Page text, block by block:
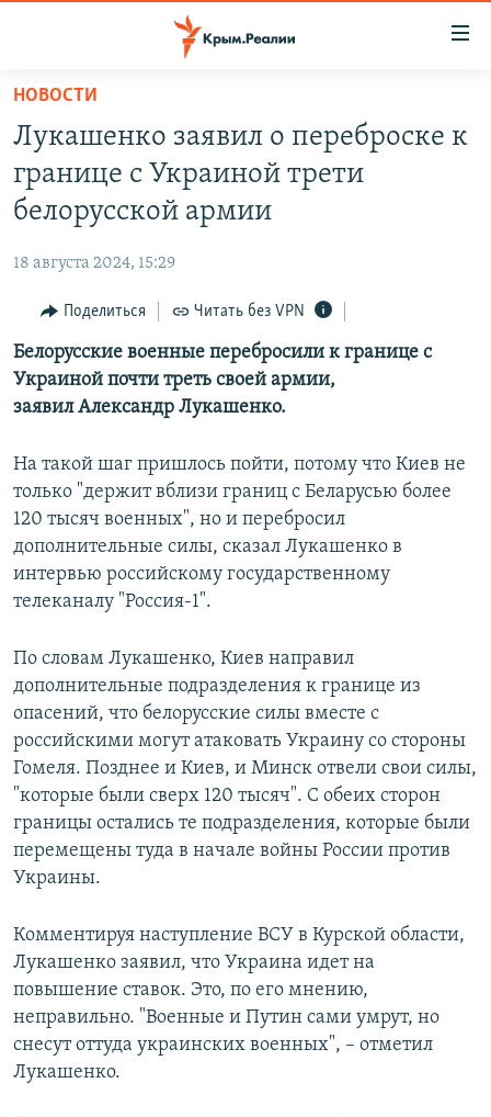
Вернуться
основному
содержанию
Вернутся
главной
навигации
Вернутся
поиску
СПЕЦПРОЕКТЫ
11 ЛЕТ ОККУПАЦИИ КРЫМА. 11 ИСТОРИЙ СОПРОТИВЛЕНИЯ
ВОДА
ЕЩЕ
ИНТЕРАКТИВ
ИНФОГРАФИКА
ТЕЛЕПРОЕКТ КРЫМ.РЕАЛИИ
ПРОПАВШИЕ БЕЗ ВЕСТИ
ПОБЕДИТЕЛЕЙ НЕ СУДЯТ?
КРЫМ.НЕПОКОРЕННЫЙ
РАДІО СВОБОДА
КАК ОБОЙТИ БЛОКИРОВКУ
Українською
Qırımtatar
ПРИСОЕДИНЯЙТЕСЬ!
Все сайты RFE/RL
НОВОСТИ
Лукашенко заявил о переброске к
границе с Украиной трети
белорусской армии
18 августа 2024, 15:29
Поделиться Читать без VPN
Белорусские военные перебросили к границе с
Украиной почти треть своей армии,
заявил Александр Лукашенко.
На такой шаг пришлось пойти, потому что Киев не
только "держит вблизи границ с Беларусью более
120 тысяч военных", но и перебросил
дополнительные силы, сказал Лукашенко в
интервью российскому государственному
телеканалу "Россия-1".
По словам Лукашенко, Киев направил
дополнительные подразделения к границе из
опасений, что белорусские силы вместе с
российскими могут атаковать Украину со стороны
Гомеля. Позднее и Киев, и Минск отвели свои силы,
"которые были сверх 120 тысяч". С обеих сторон
границы остались те подразделения, которые были
перемещены туда в начале войны России против
Украины.
Комментируя наступление ВСУ в Курской области,
Лукашенко заявил, что Украина идет на
повышение ставок. Это, по его мнению,
неправильно. "Военные и Путин сами умрут, но
снесут оттуда украинских военных", – отметил
Лукашенко.